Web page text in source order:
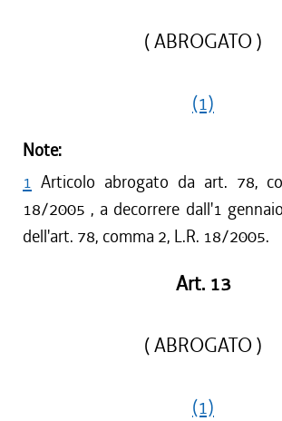
( ABROGATO )
(1)
Note:
1 Articolo abrogato da art. 78,
18/2005 , a decorrere dall'1
dell'art. 78, comma 2, L.R. 18/2005.
Art. 13
( ABROGATO )
(1)